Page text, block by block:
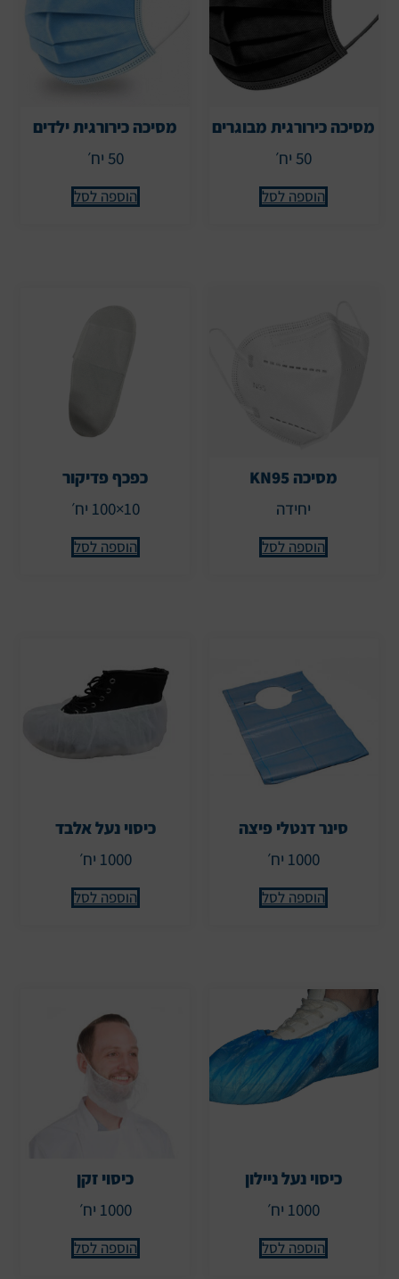
מסיכה כירורגית מבוגרים
50 יח׳
הוספה לסל
מסיכה כירורגית ילדים
50 יח׳
הוספה לסל
מסיכה KN95
יחידה
הוספה לסל
כפכף פדיקור
10×100 יח׳
הוספה לסל
סינר דנטלי פיצה
1000 יח׳
הוספה לסל
כיסוי נעל אלבד
1000 יח׳
הוספה לסל
כיסוי נעל ניילון
1000 יח׳
הוספה לסל
כיסוי זקן
1000 יח׳
הוספה לסל